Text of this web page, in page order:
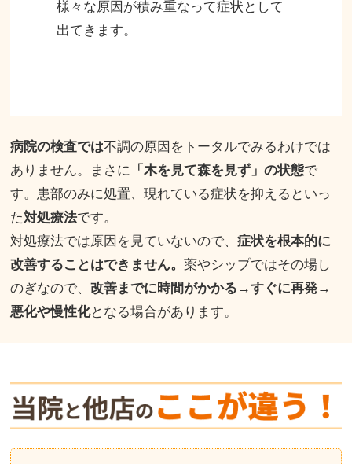
様々な原因が積み重なって症状として
出てきます。
病院の検査では不調の原因をトータルでみるわけでは
ありません。まさに 「木を見て森を見ず」の状態で
す。 患部のみに処置、現れている症状を抑えるといっ
た対処療法です。
対処療法では原因を見ていないので、症状を根本的に
改善することはできません。薬やシップではその場し
のぎなので、改善までに時間がかかる→すぐに再発→
悪化や慢性化となる場合があります。